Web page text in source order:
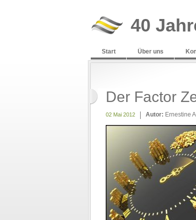
40
Start Über uns
Der Factor
02 Mai 2012 Autor: Ernestine